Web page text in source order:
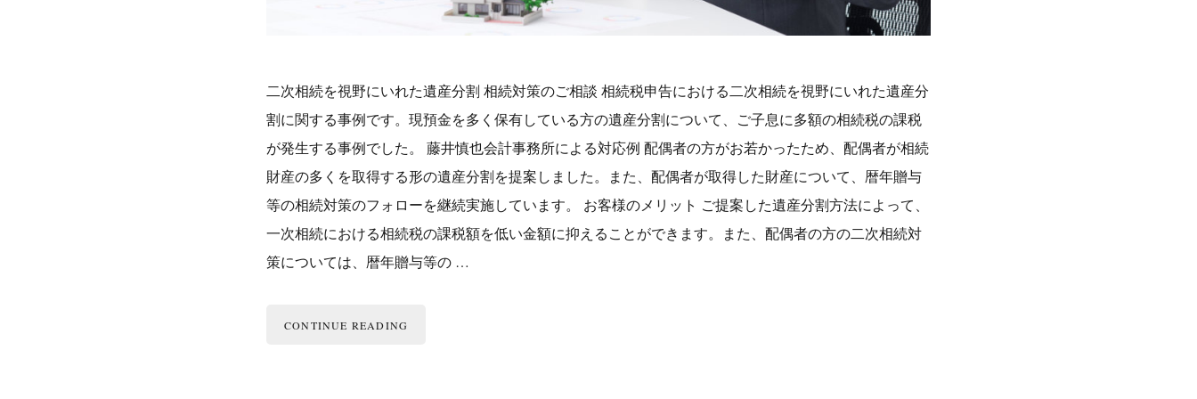
二次相続を視野にいれた遺産分割 相続対策のご相談 相続税申告における二次相続を視野にいれた遺産分
割に関する事例です。現預金を多く保有している方の遺産分割について、ご子息に多額の相続税の課税
が発生する事例でした。 藤井慎也会計事務所による対応例 配偶者の方がお若かったため、配偶者が相続
財産の多くを取得する形の遺産分割を提案しました。また、配偶者が取得した財産について、暦年贈与
等の相続対策のフォローを継続実施しています。 お客様のメリット ご提案した遺産分割方法によって、
一次相続における相続税の課税額を低い金額に抑えることができます。また、配偶者の方の二次相続対
策については、暦年贈与等の …
CONTINUE READING